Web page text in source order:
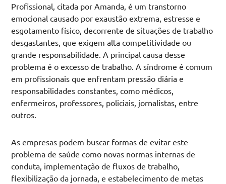
Profissional, citada por Amanda, é um transtorno
emocional causado por exaustão extrema, estresse e
esgotamento físico, decorrente de situações de trabalho
desgastantes, que exigem alta competitividade ou
grande responsabilidade. A principal causa desse
problema é o excesso de trabalho. A síndrome é comum
em profissionais que enfrentam pressão diária e
responsabilidades constantes, como médicos,
enfermeiros, professores, policiais, jornalistas, entre
outros.
As empresas podem buscar formas de evitar este
problema de saúde como novas normas internas de
conduta, implementação de fluxos de trabalho,
flexibilização da jornada, e estabelecimento de metas